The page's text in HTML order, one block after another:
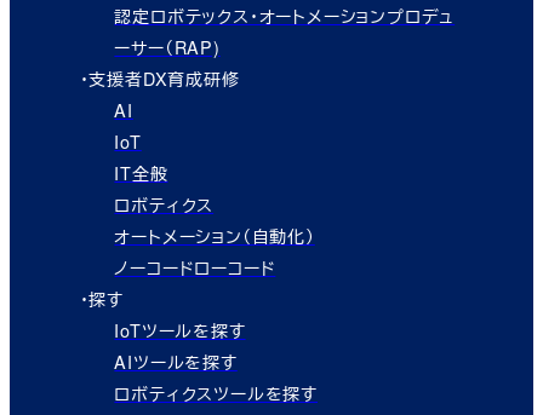
認定ロボテックス・オートメーションプロデュ
ーサー（RAP)
・支援者DX育成研修
AI
IoT
IT全般
ロボティクス
オートメーション（自動化）
ノーコードローコード
・探す
IoTツールを探す
AIツールを探す
ロボティクスツールを探す